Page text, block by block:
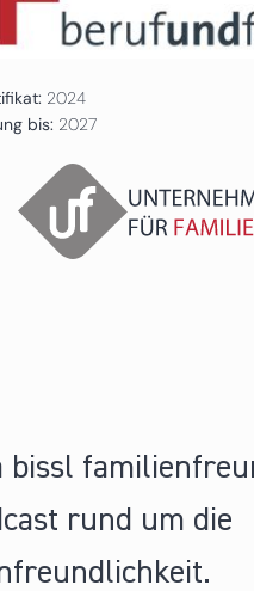
2024
bis: 2027
bissl
rund um die